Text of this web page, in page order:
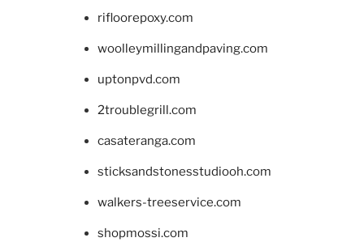
rifloorepoxy.com
woolleymillingandpaving.com
uptonpvd.com
2troublegrill.com
casateranga.com
sticksandstonesstudiooh.com
walkers-treeservice.com
shopmossi.com